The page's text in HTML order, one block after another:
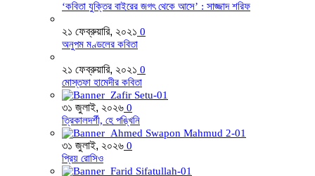
‘কবিতা যুক্তির বাইরের জগৎ থেকে আসে’ : সাজ্জাদ শরিফ
২১ ফেব্রুয়ারি, ২০২১ 0
অনুপম মণ্ডলের কবিতা
২১ ফেব্রুয়ারি, ২০২১ 0
মোস্তফা হামেদীর কবিতা
৩১ জুলাই, ২০২৬ 0
ত্রিকালদর্শী, হে পঙ্খিনি
৩১ জুলাই, ২০২৬ 0
প্রিয় রোসিও